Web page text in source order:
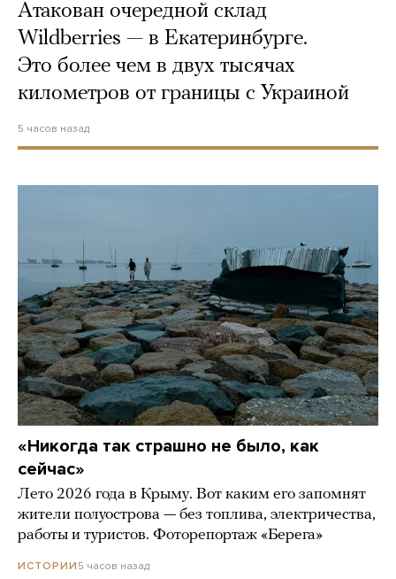
Атакован очередной склад
Wildberries — в Екатеринбурге.
Это более чем в двух тысячах
километров от границы с Украиной
5 часов назад
«Никогда так страшно не было, как
сейчас»
Лето 2026 года в Крыму. Вот каким его запомнят
жители полуострова — без топлива, электричества,
работы и туристов. Фоторепортаж «Берега»
ИСТОРИИ 5 часов назад